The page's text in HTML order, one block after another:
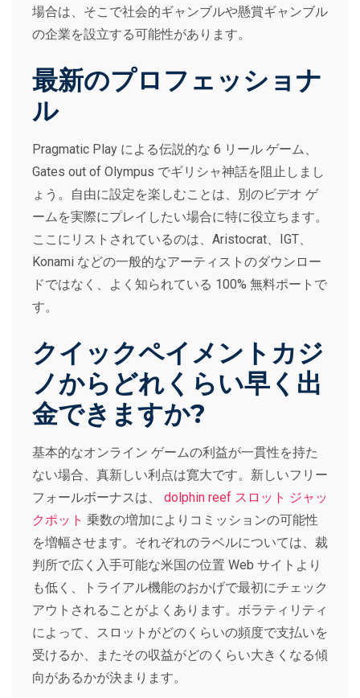
場合は、そこで社会的ギャンブルや懸賞ギャンブル
の企業を設立する可能性があります。
最新のプロフェッショナ
ル
Pragmatic Play による伝説的な 6 リール ゲーム、
Gates out of Olympus でギリシャ神話を阻止しまし
ょう。自由に設定を楽しむことは、別のビデオ ゲ
ームを実際にプレイしたい場合に特に役立ちます。
ここにリストされているのは、Aristocrat、IGT、
Konami などの一般的なアーティストのダウンロー
ドではなく、よく知られている 100% 無料ポートで
す。
クイックペイメントカジ
ノからどれくらい早く出
金できますか?
基本的なオンライン ゲームの利益が一貫性を持た
ない場合、真新しい利点は寛大です。新しいフリー
フォールボーナスは、 dolphin reef スロット ジャッ
クポット 乗数の増加によりコミッションの可能性
を増幅させます。それぞれのラベルについては、裁
判所で広く入手可能な米国の位置 Web サイトより
も低く、トライアル機能のおかげで最初にチェック
アウトされることがよくあります。ボラティリティ
によって、スロットがどのくらいの頻度で支払いを
受けるか、またその収益がどのくらい大きくなる傾
向があるかが決まります。